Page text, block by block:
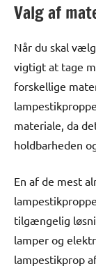
Valg af
Når du skal
vigtigt at tage
forskellige
materiale, da
holdbarheden
En af de mest
tilgængelig
lamper og
lampestikprop